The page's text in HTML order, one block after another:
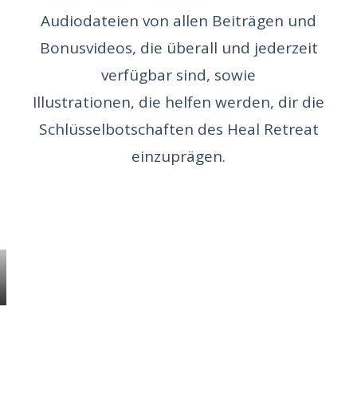
Audiodateien von allen Beiträgen und
Bonusvideos, die überall und jederzeit
verfügbar sind, sowie
Illustrationen, die helfen werden, dir die
Schlüsselbotschaften des Heal Retreat
einzuprägen.